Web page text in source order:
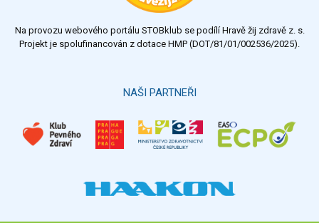
Výsledky Všechny ankety
Na provozu webového portálu STOBklub se podílí Hravě žij zdravě z. s.
Projekt je spolufinancován z dotace HMP (DOT/81/01/002536/2025).
NAŠI PARTNEŘI